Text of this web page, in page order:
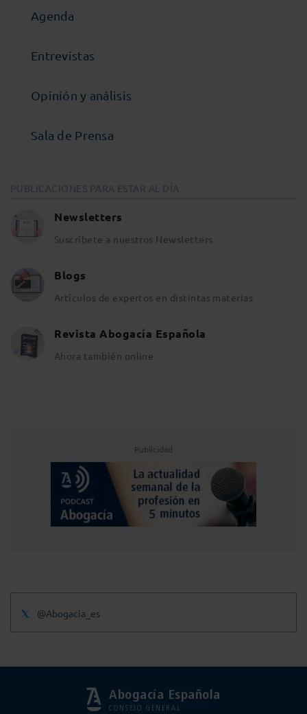
Agenda
Entrevistas
Opinión y análisis
Sala de Prensa
PUBLICACIONES PARA ESTAR AL DÍA
Newsletters
Suscríbete a nuestros Newsletters
Blogs
Artículos de expertos en distintas materias
Revista Abogacía Española
Ahora también online
Publicidad
@Abogacia_es
Abogacía Española
CONSEJO GENERAL